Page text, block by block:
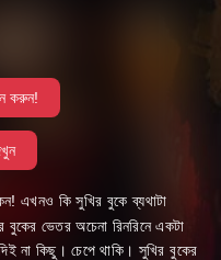
করুন!
এখনও কি সুখির বুকে ব্যথাটা
ভেতর অচেনা রিনরিনে একটা
না কিছু। চেপে থাকি। সুখির বুকের